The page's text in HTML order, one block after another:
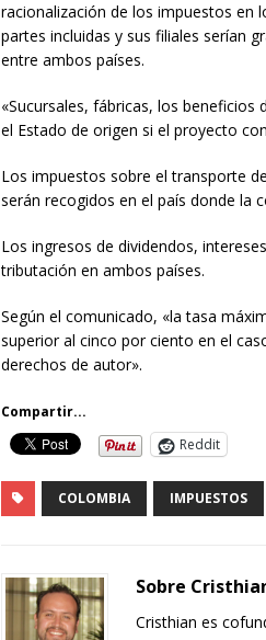
racionalización de los impuestos en
partes incluidas y sus filiales serían
entre ambos países.
«Sucursales, fábricas, los
el Estado de origen si el proyecto
Los impuestos sobre el transporte
serán recogidos en el país donde la
Los ingresos de dividendos,
tributación en ambos países.
Según el comunicado, «la tasa
superior al cinco por ciento en el
derechos de autor».
Compartir...
Reddit
COLOMBIA IMPUESTOS
Sobre
Cristhian es